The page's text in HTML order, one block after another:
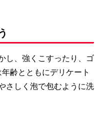
し、強くこすったり、ゴ
齢とともにデリケート
さしく泡で包むように洗